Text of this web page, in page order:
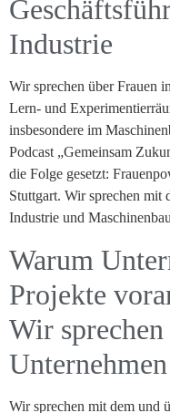
Industrie
Wir sprechen über Frauen
Lern- und
insbesondere im
Podcast „Gemeinsam
die Folge gesetzt:
Stuttgart. Wir sprechen mit
Industrie und
Warum
Projekte
Wir
Wir sprechen mit dem und